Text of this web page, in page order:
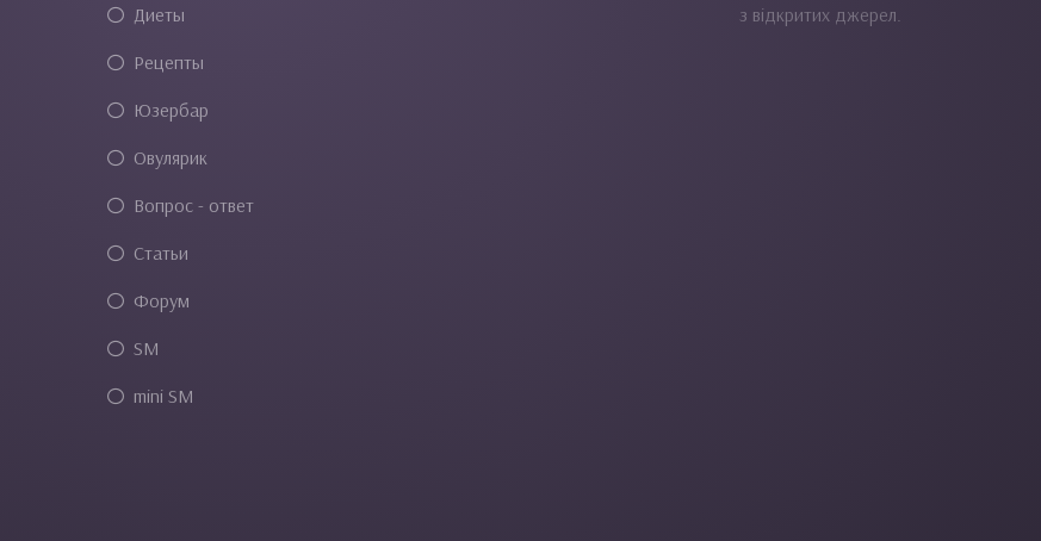
з відкритих джерел.
Диеты
Рецепты
Юзербар
Овулярик
Вопрос - ответ
Статьи
Форум
SM
mini SM